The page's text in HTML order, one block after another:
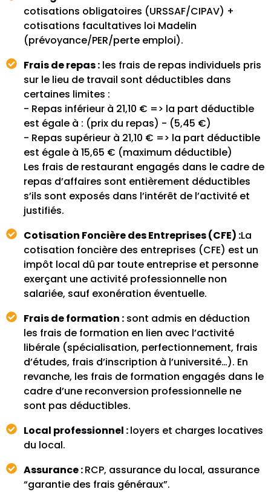
cotisations obligatoires (URSSAF/CIPAV) +
cotisations facultatives loi Madelin
(prévoyance/PER/perte emploi).
Frais de repas :les frais de repas individuels pris
sur le lieu de travail sont déductibles dans
certaines limites :
- Repas inférieur à 21,10 € => la part déductible
est égale à : (prix du repas) - (5,45 €)
- Repas supérieur à 21,10 € => la part déductible
est égale à 15,65 € (maximum déductible)
Les frais de restaurant engagés dans le cadre de
repas d’affaires sont entièrement déductibles
s’ils sont exposés dans l’intérêt de l’activité et
justifiés.
Cotisation Foncière des Entreprises (CFE) :La
cotisation foncière des entreprises (CFE) est un
impôt local dû par toute entreprise et personne
exerçant une activité professionnelle non
salariée, sauf exonération éventuelle.
Frais de formation :sont admis en déduction
les frais de formation en lien avec l’activité
libérale (spécialisation, perfectionnement, frais
d’études, frais d’inscription à l’université…). En
revanche, les frais de formation engagés dans le
cadre d’une reconversion professionnelle ne
sont pas déductibles.
Local professionnel :loyers et charges locatives
du local.
Assurance :RCP, assurance du local, assurance
“garantie des frais généraux”.